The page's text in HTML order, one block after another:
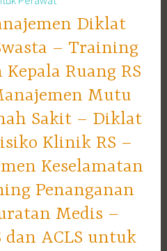
Diklat
– Training
Ruang RS
Mutu
Sakit – Diklat
Klinik RS –
Keselamatan
Penanganan
Medis –
dan ACLS untuk